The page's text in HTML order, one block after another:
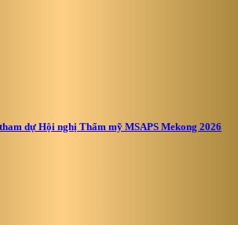
dự Hội nghị Thẩm mỹ MSAPS Mekong 2026